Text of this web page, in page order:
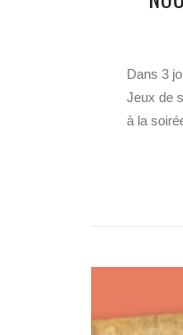
Dans 3
Jeux de
à la